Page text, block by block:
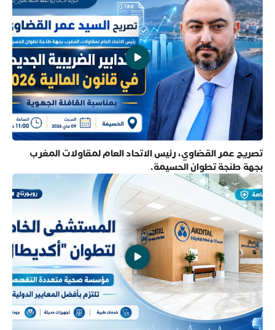
تصريح عمر القضاوي، رئيس الاتحاد العام لمقاولات المغرب
بجهة طنجة تطوان الحسيمة.